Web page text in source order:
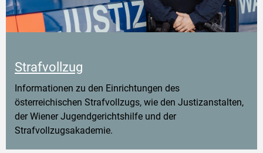
Strafvollzug
Informationen zu den Einrichtungen des
österreichischen Strafvollzugs, wie den Justizanstalten,
der Wiener Jugendgerichtshilfe und der
Strafvollzugsakademie.